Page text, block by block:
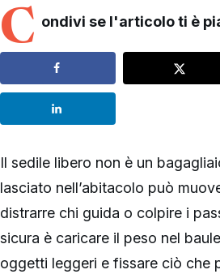
C ondivi se l'articolo ti è
Il sedile libero non è un
lasciato nell’abitacolo può
distrarre chi guida o colpire i
sicura è caricare il peso nel
oggetti leggeri e fissare ciò che